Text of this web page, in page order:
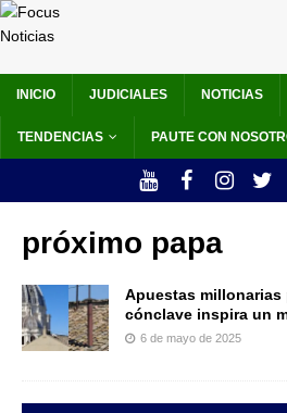
INICIO JUDICIALES NOTICIAS
TENDENCIAS PAUTE CON
próximo papa
Apuestas millonarias
cónclave inspira un
6 de mayo de 2025